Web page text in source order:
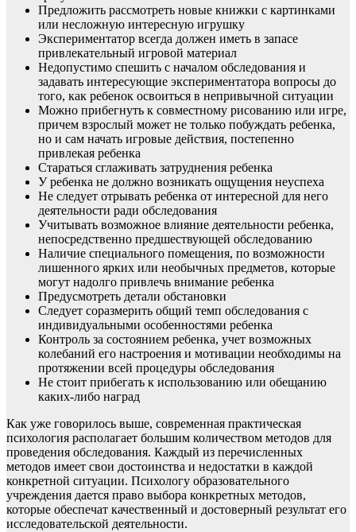
Предложить рассмотреть новые книжки с картинками
или несложную интересную игрушку
Экспериментатор всегда должен иметь в запасе
привлекательный игровой материал
Недопустимо спешить с началом обследования и
задавать интересующие экспериментатора вопросы до
того, как ребенок освоиться в непривычной ситуации
Можно прибегнуть к совместному рисованию или игре,
причем взрослый может не только побуждать ребенка,
но и сам начать игровые действия, постепенно
привлекая ребенка
Стараться сглаживать затруднения ребенка
У ребенка не должно возникать ощущения неуспеха
Не следует отрывать ребенка от интересной для него
деятельности ради обследования
Учитывать возможное влияние деятельности ребенка,
непосредственно предшествующей обследованию
Наличие специального помещения, по возможности
лишенного ярких или необычных предметов, которые
могут надолго привлечь внимание ребенка
Предусмотреть детали обстановки
Следует соразмерить общий темп обследования с
индивидуальными особенностями ребенка
Контроль за состоянием ребенка, учет возможных
колебаний его настроения и мотивации необходимы на
протяжении всей процедуры обследования
Не стоит прибегать к использованию или обещанию
каких-либо наград
Как уже говорилось выше, современная практическая
психология располагает большим количеством методов для
проведения обследования. Каждый из перечисленных
методов имеет свои достоинства и недостатки в каждой
конкретной ситуации. Психологу образовательного
учреждения дается право выбора конкретных методов,
которые обеспечат качественный и достоверный результат его
исследовательской деятельности.